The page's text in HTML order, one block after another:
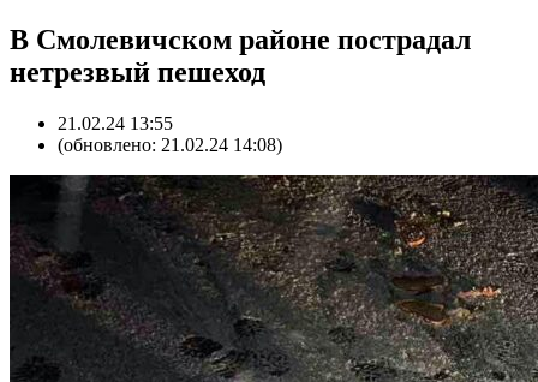
В Смолевичском районе пострадал
нетрезвый пешеход
21.02.24 13:55
(обновлено: 21.02.24 14:08)